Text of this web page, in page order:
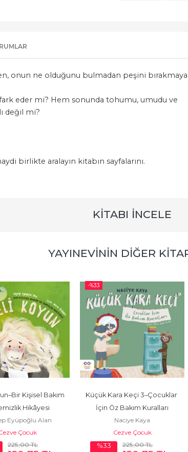
onun ne olduğunu bulmadan peşini
eder mi? Hem sonunda tohumu, umudu ve
değil mi?
birlikte aralayın kitabın sayfalarını.
KITABI İNCELE
YAYINEVININ DIĞER
Kişisel Bakım
Hikâyesi
Eyüpoğlu Alan
Çocuk
225,00TL
-%33
Küçük Kara Keçi 3–Çocuklar
İçin Öz Bakım Kuralları
Naciye Kaya
Cezve Çocuk
%33 225,00TL